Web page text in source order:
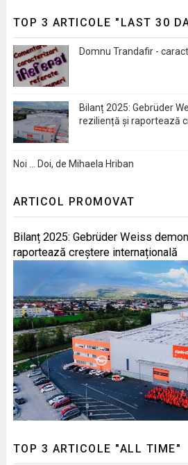
TOP 3 ARTICOLE "LAST 30
Domnu Trandafir -
Bilanț 2025: Gebrüder
reziliență și raportează
Noi … Doi, de Mihaela Hriban
ARTICOL PROMOVAT
Bilanț 2025: Gebrüder Weiss
raportează creștere internațională
TOP 3 ARTICOLE "ALL TIME"